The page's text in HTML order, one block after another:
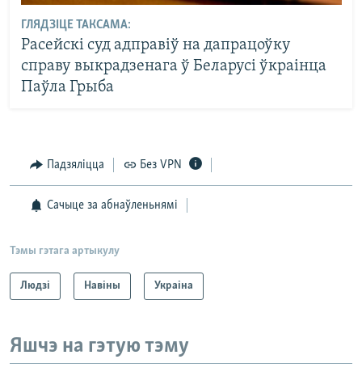
ГЛЯДЗІЦЕ ТАКСАМА:
Расейскі суд адправіў на дапрацоўку
справу выкрадзенага ў Беларусі ўкраінца
Паўла Грыба
Падзяліцца Без VPN
Сачыце за абнаўленьнямі
Тэмы гэтага артыкулу
Людзі Навіны Украіна
Яшчэ на гэтую тэму